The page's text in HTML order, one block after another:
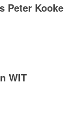
Peter Kooke
WIT